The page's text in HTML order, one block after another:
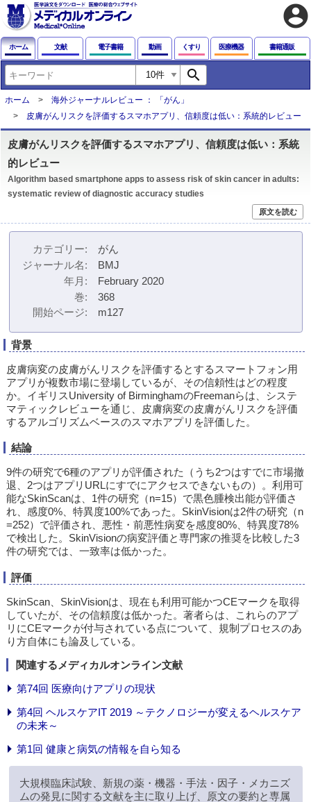
account_circle
ホーム 文献 電子書籍 動画 くすり 医療機器 書籍通販
search
ホーム
海外ジャーナルレビュー ： 「がん」
皮膚がんリスクを評価するスマホアプリ、信頼度は低い：系統的レビュー
皮膚がんリスクを評価するスマホアプリ、信頼度は低い：系統
的レビュー
Algorithm based smartphone apps to assess risk of skin cancer in adults:
systematic review of diagnostic accuracy studies
原文を読む
カテゴリー
がん
ジャーナル名
BMJ
年月
February 2020
巻
368
開始ページ
m127
背景
皮膚病変の皮膚がんリスクを評価するとするスマートフォン用
アプリが複数市場に登場しているが、その信頼性はどの程度
か。イギリスUniversity of BirminghamのFreemanらは、システ
マティックレビューを通じ、皮膚病変の皮膚がんリスクを評価
するアルゴリズムベースのスマホアプリを評価した。
結論
9件の研究で6種のアプリが評価された（うち2つはすでに市場撤
退、2つはアプリURLにすでにアクセスできないもの）。利用可
能なSkinScanは、1件の研究（n=15）で黒色腫検出能が評価さ
れ、感度0%、特異度100%であった。SkinVisionは2件の研究（n
=252）で評価され、悪性・前悪性病変を感度80%、特異度78%
で検出した。SkinVisionの病変評価と専門家の推奨を比較した3
件の研究では、一致率は低かった。
評価
SkinScan、SkinVisionは、現在も利用可能かつCEマークを取得
していたが、その信頼度は低かった。著者らは、これらのアプ
リにCEマークが付与されている点について、規制プロセスのあ
り方自体にも論及している。
関連するメディカルオンライン文献
第74回 医療向けアプリの現状
第4回 ヘルスケアIT 2019 ～テクノロジーが変えるヘルスケア
の未来～
第1回 健康と病気の情報を自ら知る
大規模臨床試験、新規の薬・機器・手法・因子・メカニズ
ムの発見に関する文献を主に取り上げ、原文の要約と専属